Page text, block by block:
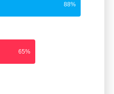
88%
65%